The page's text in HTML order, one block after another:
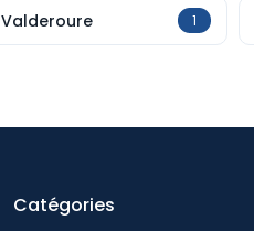
Valderoure 1
Catégories